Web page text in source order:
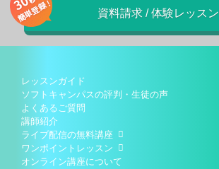
資料請求 / 体験レッスン
レッスンガイド
ソフトキャンパスの評判・生徒の声
よくあるご質問
講師紹介
ライブ配信の無料講座
ワンポイントレッスン
オンライン講座について